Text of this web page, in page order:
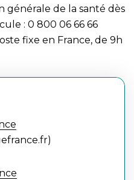
générale de la santé dès
: 0 800 06 66 66
fixe en France, de 9h